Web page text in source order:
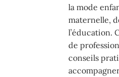
la mode
maternelle,
l’éducation.
de
conseils